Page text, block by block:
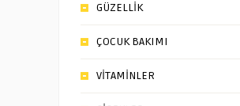
GÜZELLİK
ÇOCUK BAKIMI
VİTAMİNLER